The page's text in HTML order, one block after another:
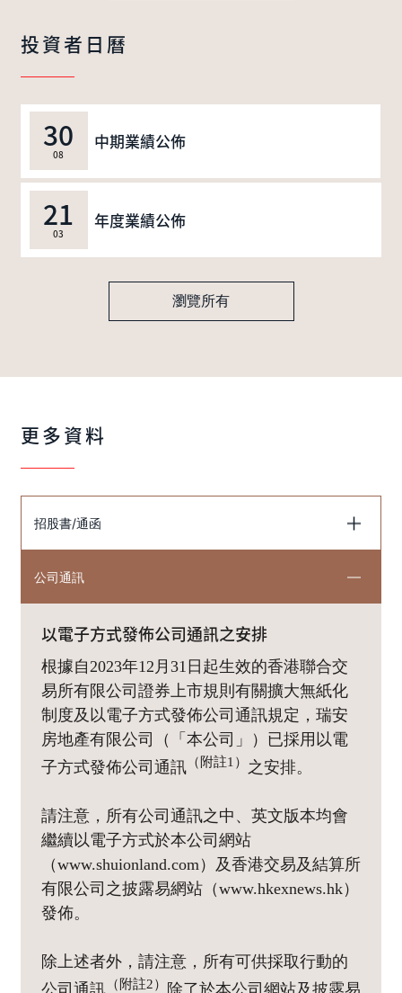
投資者日曆
30
08
中期業績公佈
21
03
年度業績公佈
瀏覽所有
更多資料
招股書/通函
公司通訊
以電子方式發佈公司通訊之安排
根據自2023年12月31日起生效的香港聯合交
易所有限公司證券上市規則有關擴大無紙化
制度及以電子方式發佈公司通訊規定，瑞安
房地產有限公司（「本公司」）已採用以電
子方式發佈公司通訊 （附註1） 之安排。
請注意，所有公司通訊之中、英文版本均會
繼續以電子方式於本公司網站
（www.shuionland.com）及香港交易及結算所
有限公司之披露易網站（www.hkexnews.hk）
發佈。
除上述者外，請注意，所有可供採取行動的
（附註2）